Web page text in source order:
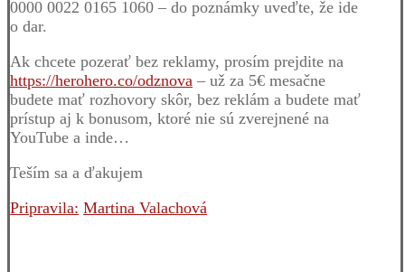
0000 0022 0165 1060 – do poznámky uveďte, že ide
o dar.
Ak chcete pozerať bez reklamy, prosím prejdite na
https://herohero.co/odznova – už za 5€ mesačne
budete mať rozhovory skôr, bez reklám a budete mať
prístup aj k bonusom, ktoré nie sú zverejnené na
YouTube a inde…
Teším sa a ďakujem
Pripravila: Martina Valachová